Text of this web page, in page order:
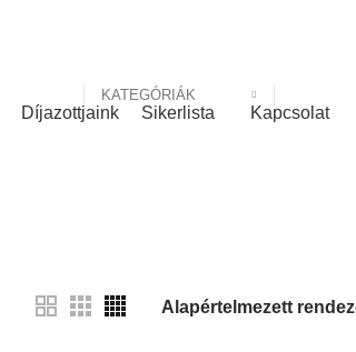
KATEGÓRIÁK
Díjazottjaink Sikerlista Kapcsolat